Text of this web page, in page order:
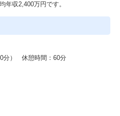
収2,400万円です。
分） 休憩時間：60分